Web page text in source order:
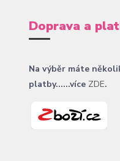
Doprava a
Na výběr máte
platby......více ZDE.